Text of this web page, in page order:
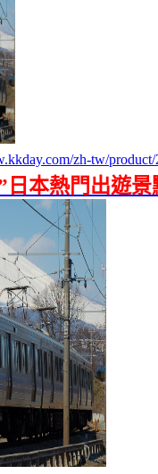
zh-tw/
熱門出遊景